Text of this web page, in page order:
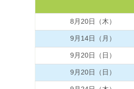
8月20日（木）
9月14日（月）
9月20日（日）
9月20日（日）